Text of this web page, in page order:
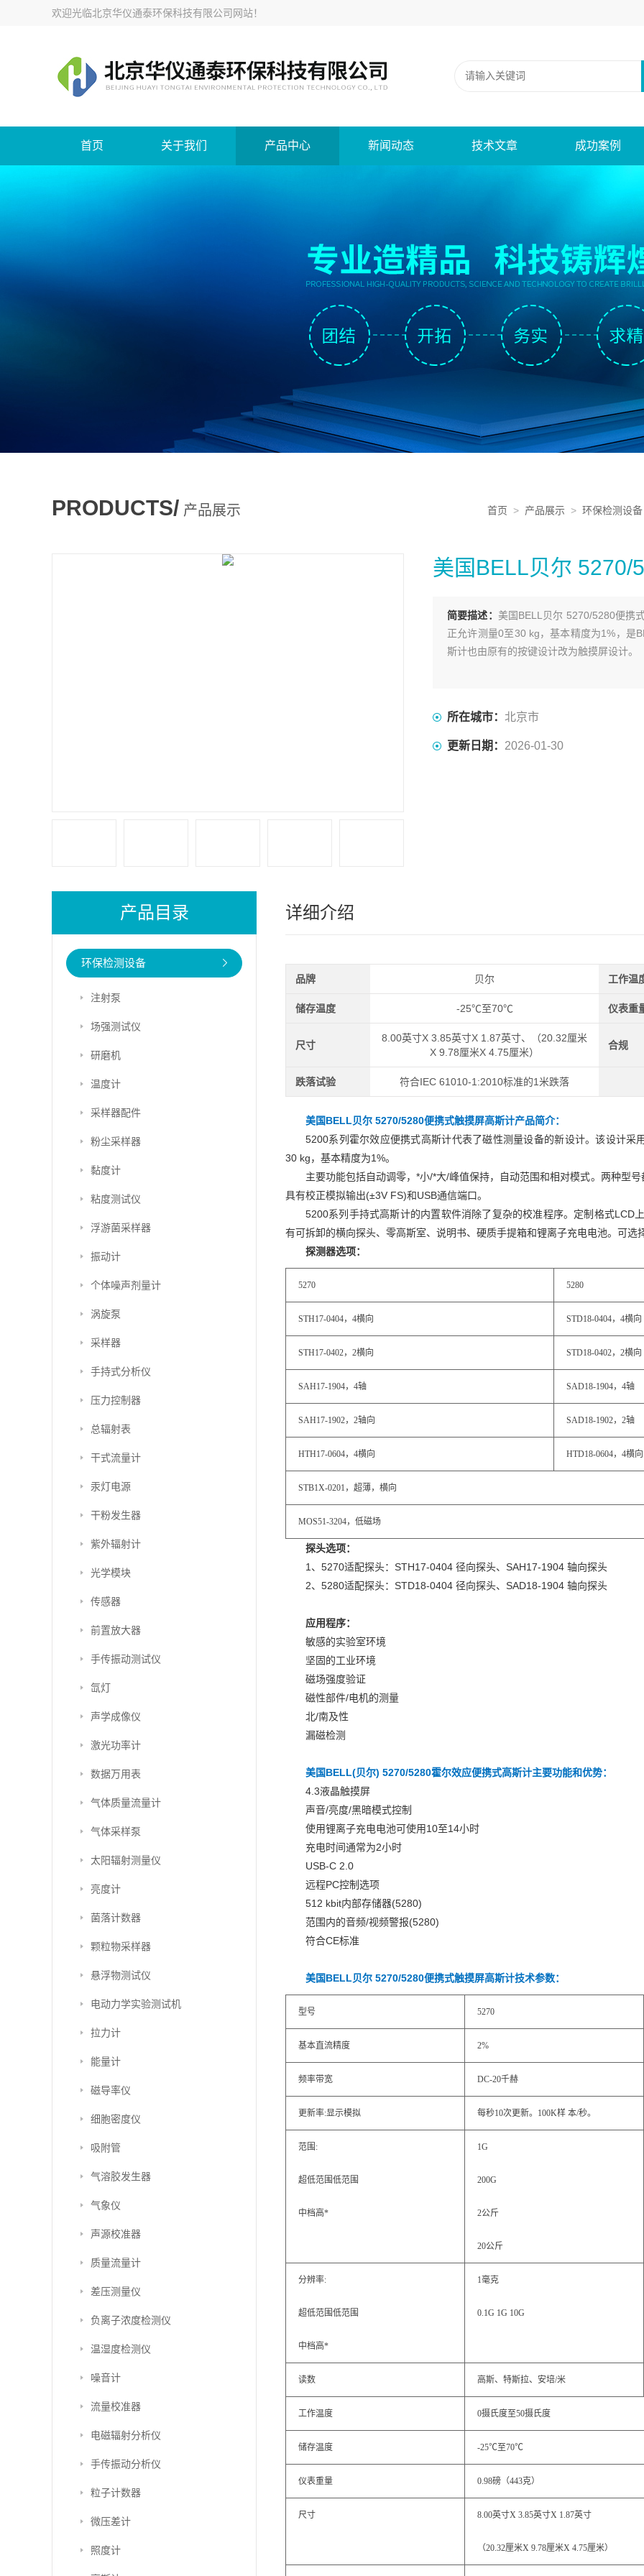
欢迎光临北京华仪通泰环保科技有限公司网站！
首页 关于我们 产品中心 新闻动态 技术文章 成功案例
PRODUCTS/ 产品展示 首页 > 产品展示 > 环保检测设备
美国BELL贝尔 5270/
简要描述： 美国BELL贝尔 5270/5280便携
正允许测量0至30 kg，基本精度为1%，是
斯计也由原有的按键设计改为触摸屏设计。
所在城市： 北京市
更新日期： 2026-01-30
产品目录
环保检测设备
注射泵
场强测试仪
研磨机
温度计
采样器配件
粉尘采样器
黏度计
粘度测试仪
浮游菌采样器
振动计
个体噪声剂量计
涡旋泵
采样器
手持式分析仪
压力控制器
总辐射表
干式流量计
汞灯电源
干粉发生器
紫外辐射计
光学模块
传感器
前置放大器
手传振动测试仪
氙灯
声学成像仪
激光功率计
数据万用表
气体质量流量计
气体采样泵
太阳辐射测量仪
亮度计
菌落计数器
颗粒物采样器
悬浮物测试仪
电动力学实验测试机
拉力计
能量计
磁导率仪
细胞密度仪
吸附管
气溶胶发生器
气象仪
声源校准器
质量流量计
差压测量仪
负离子浓度检测仪
温湿度检测仪
噪音计
流量校准器
电磁辐射分析仪
手传振动分析仪
粒子计数器
微压差计
照度计
详细介绍
品牌 贝尔 工作温
储存温度 -25℃至70℃ 仪表重
尺寸
8.00英寸X 3.85英寸X 1.87英寸、（20.32厘米
X 9.78厘米X 4.75厘米）
合规
跌落试验 符合IEC 61010-1:2010标准的1米跌落
美国BELL贝尔 5270/5280便携式触摸屏高斯计产品简介：
5200系列霍尔效应便携式高斯计代表了磁性测量设备的新设计。该设计采
30 kg，基本精度为1%。
主要功能包括自动调零，*小/*大/峰值保持，自动范围和相对模式。两种型
具有校正模拟输出(±3V FS)和USB通信端口。
5200系列手持式高斯计的内置软件消除了复杂的校准程序。定制格式LCD
有可拆卸的横向探头、零高斯室、说明书、硬质手提箱和锂离子充电电池。可选
探测器选项：
5270 5280
STH17-0404，4横向 STD18-0404，4横向
STH17-0402，2横向 STD18-0402，2横向
SAH17-1904，4轴 SAD18-1904，4轴
SAH17-1902，2轴向 SAD18-1902，2轴
HTH17-0604，4横向 HTD18-0604，4横向
STB1X-0201，超薄，横向
MOS51-3204，低磁场
探头选项：
1、5270适配探头：STH17-0404 径向探头、SAH17-1904 轴向探头
2、5280适配探头：STD18-0404 径向探头、SAD18-1904 轴向探头
应用程序：
敏感的实验室环境
坚固的工业环境
磁场强度验证
磁性部件/电机的测量
北/南及性
漏磁检测
美国BELL(贝尔) 5270/5280霍尔效应便携式高斯计主要功能和优势：
4.3液晶触摸屏
声音/亮度/黑暗模式控制
使用锂离子充电电池可使用10至14小时
充电时间通常为2小时
USB-C 2.0
远程PC控制选项
512 kbit内部存储器(5280)
范围内的音频/视频警报(5280)
符合CE标准
美国BELL贝尔 5270/5280便携式触摸屏高斯计技术参数：
型号 5270
基本直流精度 2%
频率带宽 DC-20千赫
更新率:显示模拟 每秒10次更新。100K样 本/秒。
范围:
超低范围低范围
中档高*
1G
200G
2公斤
20公斤
分辨率:
超低范围低范围
中档高*
1毫克
0.1G 1G 10G
读数 高斯、特斯拉、安培/米
工作温度 0摄氏度至50摄氏度
储存温度 -25℃至70℃
仪表重量 0.98磅（443克）
尺寸 8.00英寸X 3.85英寸X 1.87英寸
（20.32厘米X 9.78厘米X 4.75厘米）